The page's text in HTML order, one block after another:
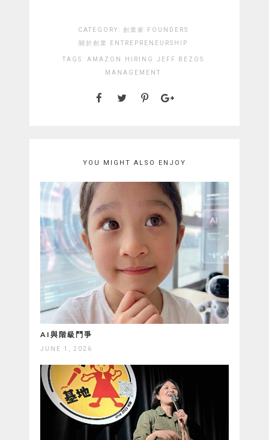
CATEGORY: 創業家 FOUNDERS
關於創業 ENTREPRENEURSHIP
TAGS: AMAZON HIRING
JEFF BEZOS
MANAGEMENT
YOU MIGHT ALSO ENJOY
AI與階級鬥爭
JUNE 1, 2026